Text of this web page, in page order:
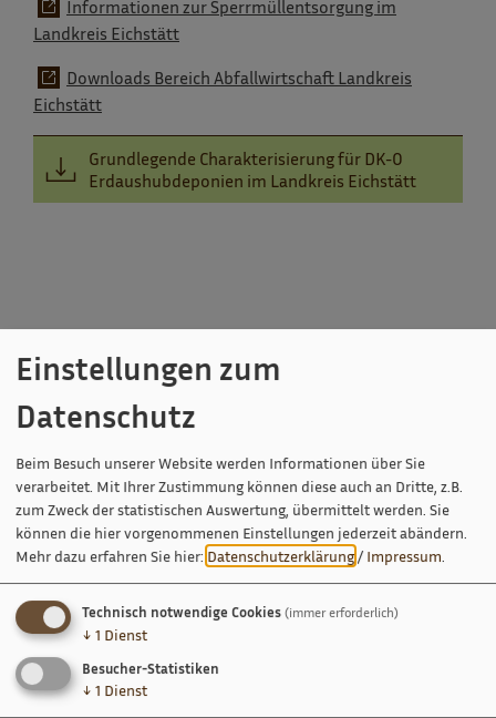
Informationen zur Sperrmüllentsorgung im
Landkreis Eichstätt
Downloads Bereich Abfallwirtschaft Landkreis
Eichstätt
Grundlegende Charakterisierung für DK-0
Erdaushubdeponien im Landkreis Eichstätt
Einstellungen zum
Datenschutz
Beim Besuch unserer Website werden Informationen über Sie
verarbeitet. Mit Ihrer Zustimmung können diese auch an Dritte, z.B.
zum Zweck der statistischen Auswertung, übermittelt werden. Sie
können die hier vorgenommenen Einstellungen jederzeit abändern.
Mehr dazu erfahren Sie hier: Datenschutzerklärung/ Impressum
Technisch notwendige Cookies (immer erforderlich)
↓ 1 Dienst
Besucher-Statistiken
↓ 1 Dienst